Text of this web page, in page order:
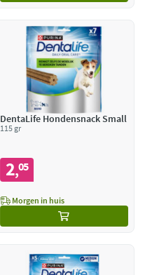
DentaLife Hondensnack Small
115 gr
2,05
Morgen in huis